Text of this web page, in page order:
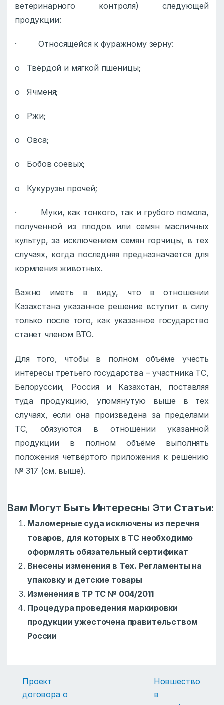
ветеринарного контроля) следующей
продукции:
· Относящейся к фуражному зерну:
o Твёрдой и мягкой пшеницы;
o Ячменя;
o Ржи;
o Овса;
o Бобов соевых;
o Кукурузы прочей;
· Муки, как тонкого, так и грубого помола,
полученной из плодов или семян масличных
культур, за исключением семян горчицы, в тех
случаях, когда последняя предназначается для
кормления животных.
Важно иметь в виду, что в отношении
Казахстана указанное решение вступит в силу
только после того, как указанное государство
станет членом ВТО.
Для того, чтобы в полном объёме учесть
интересы третьего государства – участника ТС,
Белоруссии, Россия и Казахстан, поставляя
туда продукцию, упомянутую выше в тех
случаях, если она произведена за пределами
ТС, обязуются в отношении указанной
продукции в полном объёме выполнять
положения четвёртого приложения к решению
№ 317 (см. выше).
Вам Могут Быть Интересны Эти Статьи:
Маломерные суда исключены из перечня
товаров, для которых в ТС необходимо
оформлять обязательный сертификат
Внесены изменения в Тех. Регламенты на
упаковку и детские товары
Изменения в ТР ТС № 004/2011
Процедура проведения маркировки
продукции ужесточена правительством
России
Проект
договора о
Новшество
в